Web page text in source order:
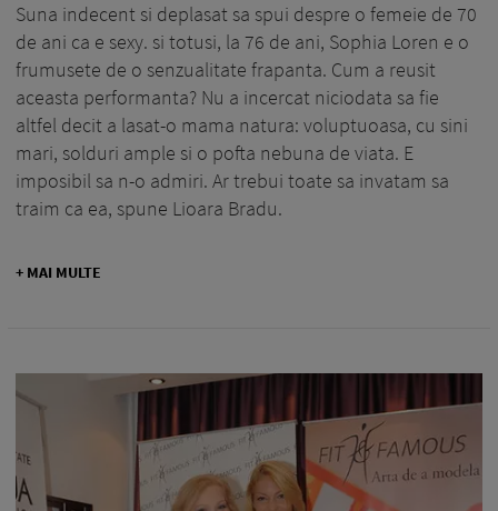
Suna indecent si deplasat sa spui despre o femeie de 70
de ani ca e sexy. si totusi, la 76 de ani, Sophia Loren e o
frumusete de o senzualitate frapanta. Cum a reusit
aceasta performanta? Nu a incercat niciodata sa fie
altfel decit a lasat-o mama natura: voluptuoasa, cu sini
mari, solduri ample si o pofta nebuna de viata. E
imposibil sa n-o admiri. Ar trebui toate sa invatam sa
traim ca ea, spune Lioara Bradu.
+ MAI MULTE